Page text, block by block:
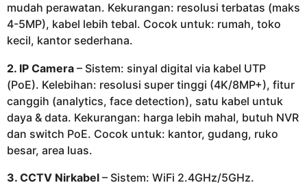
mudah perawatan. Kekurangan: resolusi terbatas (maks
4-5MP), kabel lebih tebal. Cocok untuk: rumah, toko
kecil, kantor sederhana.
2. IP Camera – Sistem: sinyal digital via kabel UTP
(PoE). Kelebihan: resolusi super tinggi (4K/8MP+), fitur
canggih (analytics, face detection), satu kabel untuk
daya & data. Kekurangan: harga lebih mahal, butuh NVR
dan switch PoE. Cocok untuk: kantor, gudang, ruko
besar, area luas.
3. CCTV Nirkabel – Sistem: WiFi 2.4GHz/5GHz.